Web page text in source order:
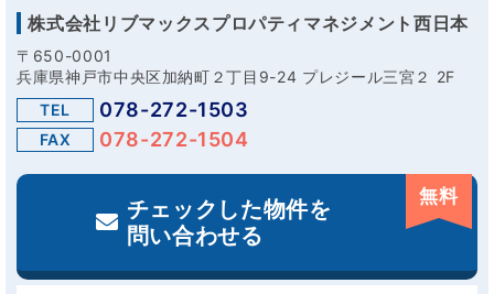
株式会社リブマックスプロパティマネジメント西日本
〒650-0001
兵庫県神戸市中央区加納町２丁目9-24 プレジール三宮２ 2F
TEL
078-272-1503
FAX 078-272-1504
チェックした物件を
問い合わせる
無料